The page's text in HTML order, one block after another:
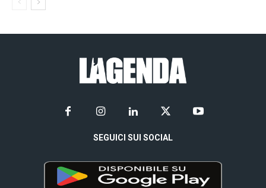
SEGUICI SUI SOCIAL